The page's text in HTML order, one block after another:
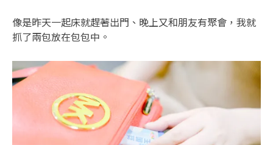
像是昨天一起床就趕著出門、晚上又和朋友有聚會，我就
抓了兩包放在包包中。